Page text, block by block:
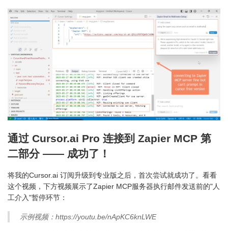
通过 Cursor.ai Pro 连接到 Zapier MCP 第
二部分 —— 成功了！
将我的Cursor.ai 订阅升级到专业版之后，首次尝试就成功了。看看
这个视频，下方视频展示了Zapier MCP服务器执行邮件发送前的"人
工介入"暂停环节：
示例视频：https://youtu.be/nApKC6knLWE